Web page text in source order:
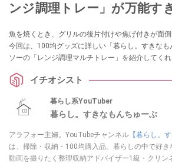
ンジ調理トレー」が万能す
魚を焼くとき、グリルの後片付けや焦げ付きが面
今回は、100均グッズに詳しい「暮らし。すきなも
ソーの「レンジ調理マルチトレー」を紹介してくれ
イチオシスト
暮らし系YouTuber
暮らし。すきなもんちゅーぶ
アラフォー主婦。YouTubeチャンネル 【暮らし。
は、掃除・収納・100均購入品。暮らしの中で好
動画を撮りたく整理収納アドバイザー1級・クリン